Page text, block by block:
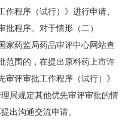
程序（试行）》进行申请、
程序。对于情形（二）
家药监局药品审评中心网站查
范围的，在提出原料药上市许
评审批工作程序（试行）》
局规定其他优先审评审批的情
出沟通交流申请。